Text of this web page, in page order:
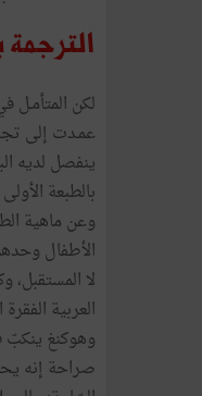
الترجمة
لكن المتأمـل
عمـدت إلى
ينفصل لديه
بالطبعة الأولى
وعن ماهية
الأطفال
لا المستقبل،
العربية الفقرة
وهوكنغ ينكبّ
صراحة إنه